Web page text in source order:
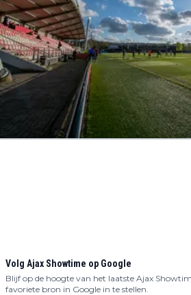
Volg Ajax Showtime op Google
Blijf op de hoogte van het laatste Ajax
favoriete bron in Google in te stellen.